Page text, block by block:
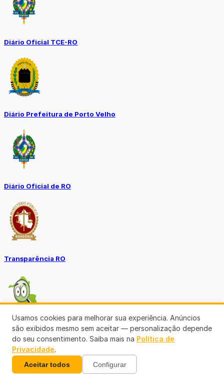
Diário Oficial TCE-RO
Diário Prefeitura de Porto Velho
Diário Oficial de RO
Transparência RO
Tô no Controle TCE-RO
Ver mais
Usamos cookies para melhorar sua experiência. Anúncios
são exibidos mesmo sem aceitar — personalização depende
do seu consentimento. Saiba mais na Política de
Privacidade.
Aceitar todos Configurar